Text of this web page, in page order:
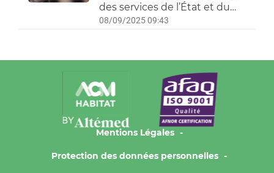
des services de l’État et du
Département de l’Hérault
sexistes et sexuelles.
08/09/2025 09:43
Mentions Légales
Protection des données personnelles